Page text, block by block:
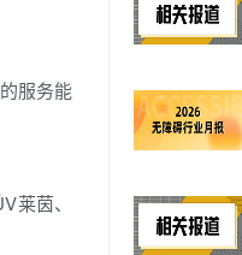
服务能
莱茵、